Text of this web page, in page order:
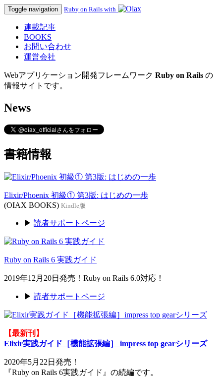
Toggle navigation Ruby on Rails with
連載記事
BOOKS
お問い合わせ
運営会社
Webアプリケーション開発フレームワーク Ruby on Rails の
情報サイトです。
News
書籍情報
Elixir/Phoenix 初級① 第3版: はじめの一歩
(OIAX BOOKS) Kindle版
▶ 読者サポートページ
Ruby on Rails 6 実践ガイド
2019年12月20日発売！Ruby on Rails 6.0対応！
▶ 読者サポートページ
【最新刊】
Elixir実践ガイド［機能拡張編］ impress top gearシリーズ
2020年5月22日発売！
『Ruby on Rails 6実践ガイド』の続編です。